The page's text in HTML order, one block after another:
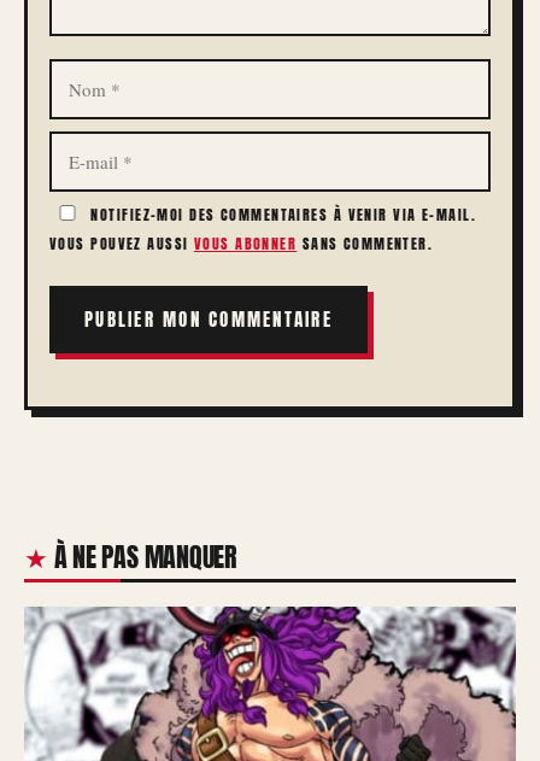
NOM
E-
MAIL
NOTIFIEZ-MOI DES COMMENTAIRES À VENIR VIA E-MAIL.
VOUS POUVEZ AUSSI VOUS ABONNER SANS COMMENTER.
À NE PAS MANQUER